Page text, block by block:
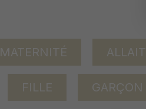
MATERNITÉ
FILLE GARÇON